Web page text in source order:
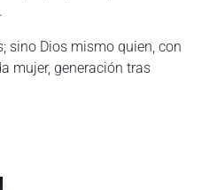
sino Dios mismo quien, con
mujer, generación tras